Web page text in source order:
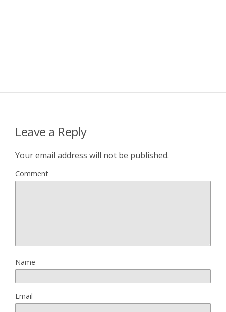
Leave a Reply
Your email address will not be published.
Comment
Name
Email